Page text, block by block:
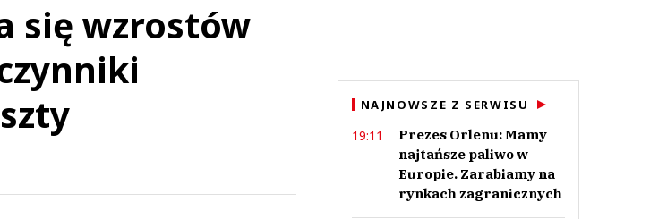
się wzrostów
NAJNOWSZE Z SERWISU
19:11
Prezes Orlenu: Mamy
najtańsze paliwo w
Europie. Zarabiamy na
rynkach zagranicznych